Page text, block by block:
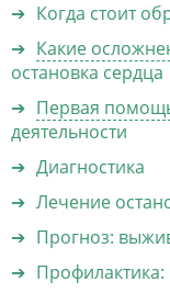
Когда стоит
Какие
остановка сердца
Первая
деятельности
Диагностика
Лечение
Прогноз:
Профилактика: